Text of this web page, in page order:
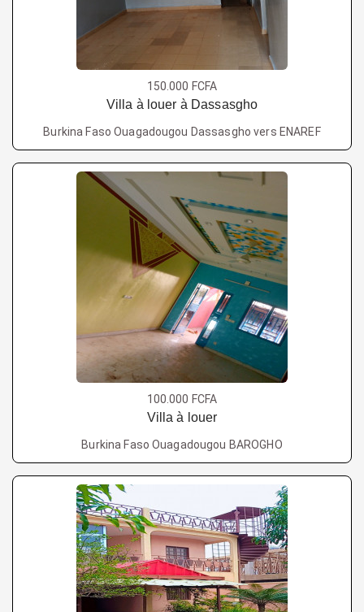
150.000 FCFA
Villa à louer à Dassasgho
Burkina Faso Ouagadougou Dassasgho vers ENAREF
100.000 FCFA
Villa à louer
Burkina Faso Ouagadougou BAROGHO